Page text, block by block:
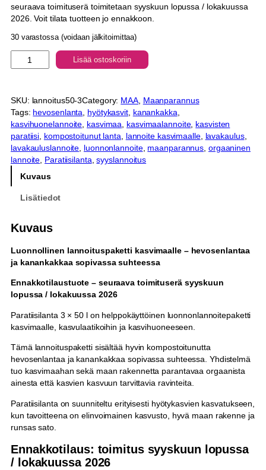
seuraava toimituserä toimitetaan syyskuun lopussa / lokakuussa
2026. Voit tilata tuotteen jo ennakkoon.
30 varastossa (voidaan jälkitoimittaa)
a
t
i
s
i
l
n
3
x
5
0
l
m
ä
r
ä
Lisää ostoskoriin
SKU: lannoitus50-3Category: MAA, Maanparannus
Tags: hevosenlanta, hyötykasvit, kanankakka
kasvihuonelannoite, kasvimaa, kasvimaalannoite, kasvisten
paratiisi, kompostoitunut lanta, lannoite kasvimaalle, lavakaulus
lavakauluslannoite, luonnonlannoite, maanparannus, orgaaninen
lannoite, Paratiisilanta, syyslannoitus
Kuvaus
Lisätiedot
Kuvaus
Luonnollinen lannoituspaketti kasvimaalle – hevosenlantaa
ja kanankakkaa sopivassa suhteessa
Ennakkotilaustuote – seuraava toimituserä syyskuun
lopussa / lokakuussa 2026
Paratiisilanta 3 × 50 l on helppokäyttöinen luonnonlannoitepaketti
kasvimaalle, kasvulaatikoihin ja kasvihuoneeseen.
Tämä lannoituspaketti sisältää hyvin kompostoitunutta
hevosenlantaa ja kanankakkaa sopivassa suhteessa. Yhdistelmä
tuo kasvimaahan sekä maan rakennetta parantavaa orgaanista
ainesta että kasvien kasvuun tarvittavia ravinteita.
Paratiisilanta on suunniteltu erityisesti hyötykasvien kasvatukseen,
kun tavoitteena on elinvoimainen kasvusto, hyvä maan rakenne ja
runsas sato.
Ennakkotilaus: toimitus syyskuun lopussa
/ lokakuussa 2026